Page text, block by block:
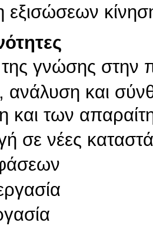
γνώσης στην
ανάλυση και
και των
σε νέες